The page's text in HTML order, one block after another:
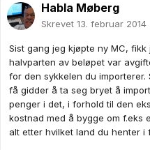
Habla Møberg
Skrevet 13. februar 2014
Sist gang jeg kjøpte ny MC,
halvparten av beløpet var
for den sykkelen du
få gidder å ta seg bryet å
penger i det, i forhold til den
kostnad med å bygge om f.eks
alt etter hvilket land du henter i